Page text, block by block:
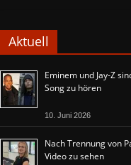
Aktuell
Eminem und Jay-Z
Song zu hören
10. Juni 2026
Nach Trennung von
Video zu sehen